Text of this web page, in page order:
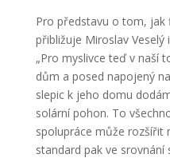
Pro představu o tom, jak
přibližuje Miroslav Veselý
„Pro myslivce teď v naší
dům a posed napojený
slepic k jeho domu
solární pohon. To
spolupráce může rozšířit
standard pak ve